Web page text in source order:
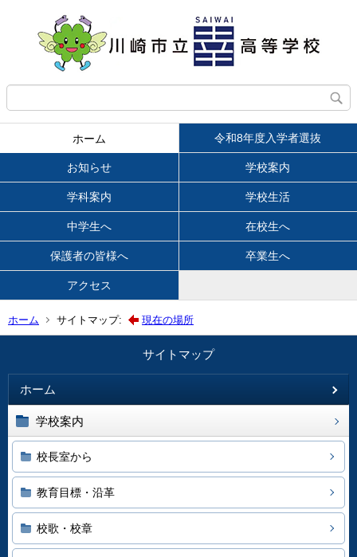
ホーム 令和8年度入学者選抜
お知らせ 学校案内
学科案内 学校生活
中学生へ 在校生へ
保護者の皆様へ 卒業生へ
アクセス
ホーム サイトマップ: 現在の場所
サイトマップ
ホーム
学校案内
校長室から
教育目標・沿革
校歌・校章